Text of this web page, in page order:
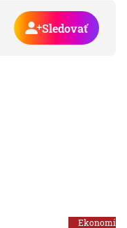
Sledovať
Ekonomika